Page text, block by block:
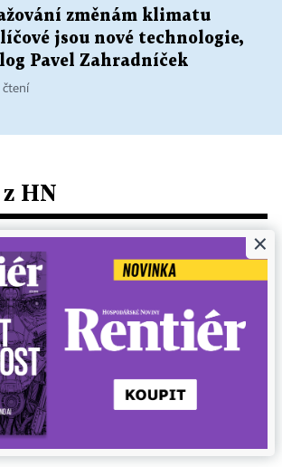
změnám klimatu
jsou nové technologie,
Pavel Zahradníček
čtení
HN
Kdo jel v černém BMW s
„Turkovu“ křižovatku?
se do jedné pražské křižovatky
BMW se začerněnými skly a
na střeše. Na červenou...
čtení
×